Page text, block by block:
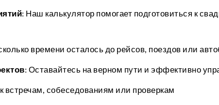
: Наш калькулятор помогает подготовиться к
времени осталось до рейсов, поездов или
: Оставайтесь на верном пути и эффективно
встречам, собеседованиям или проверкам